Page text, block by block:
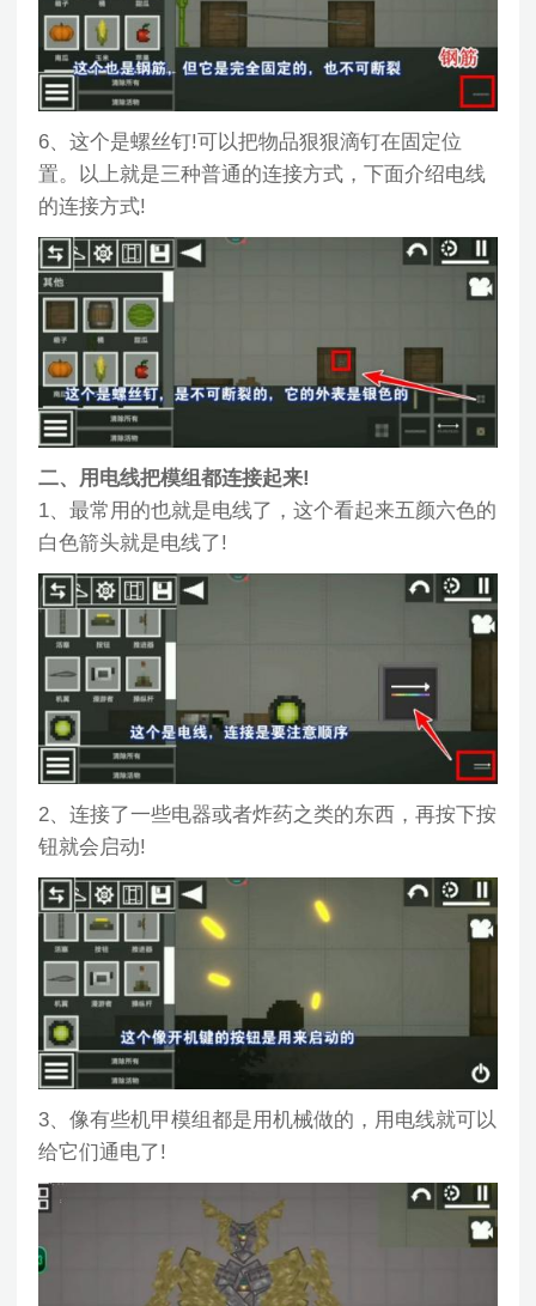
6、这个是螺丝钉!可以把物品狠狠滴钉在固定位
置。以上就是三种普通的连接方式，下面介绍电线
的连接方式!
二、用电线把模组都连接起来!
1、最常用的也就是电线了，这个看起来五颜六色的
白色箭头就是电线了!
2、连接了一些电器或者炸药之类的东西，再按下按
钮就会启动!
3、像有些机甲模组都是用机械做的，用电线就可以
给它们通电了!